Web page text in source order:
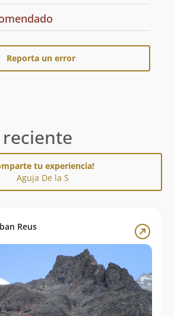
Reporta un error
tu experiencia!
Aguja De la S
Reus